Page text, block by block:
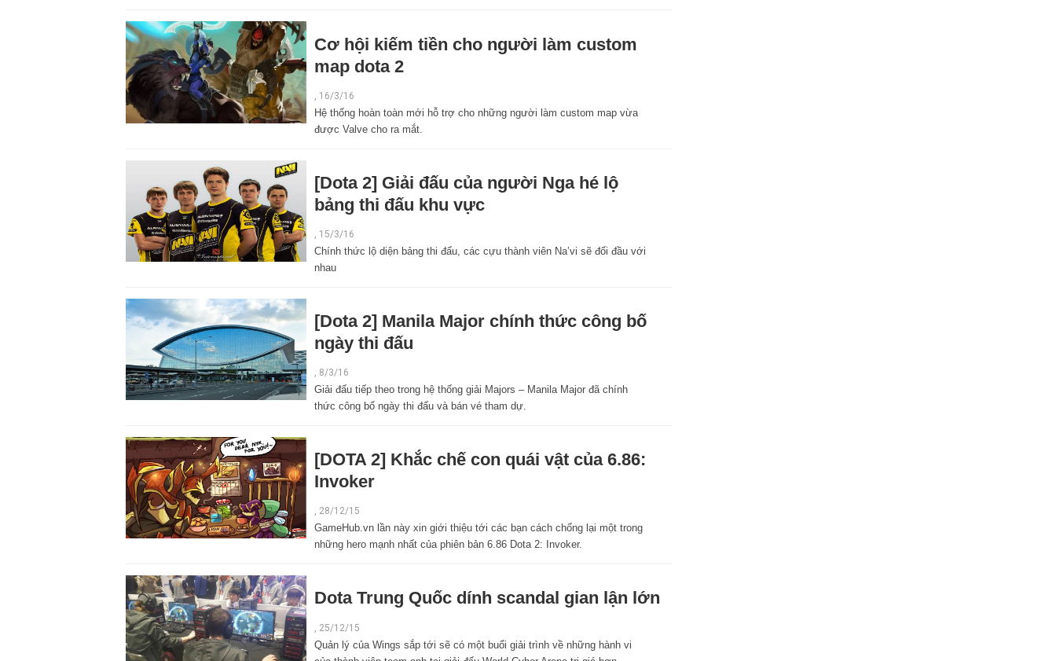
Cơ hội kiếm tiền cho người làm custom
map dota 2
16/3/16
Hệ thống hoàn toàn mới hỗ trợ cho những người làm custom map vừa
được Valve cho ra mắt.
[Dota 2] Giải đấu của người Nga hé lộ
bảng thi đấu khu vực
, 15/3/16
Chính thức lộ diện bảng thi đấu, các cựu thành viên Na’vi sẽ đối đầu với
nhau
[Dota 2] Manila Major chính thức công bố
ngày thi đấu
, 8/3/16
Giải đấu tiếp theo trong hệ thống giải Majors – Manila Major đã chính
thức công bố ngày thi đấu và bán vé tham dự.
[DOTA 2] Khắc chế con quái vật của 6.86:
Invoker
, 28/12/15
GameHub.vn lần này xin giới thiệu tới các bạn cách chống lại một trong
những hero mạnh nhất của phiên bản 6.86 Dota 2: Invoker.
Dota Trung Quốc dính scandal gian lận lớn
25/12/15
Quản lý của Wings sắp tới sẽ có một buổi giải trình về những hành vi